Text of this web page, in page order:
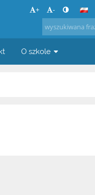
+ -
O szkole